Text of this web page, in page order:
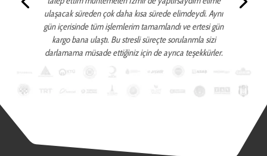
ulaşacak süreden çok daha kısa sürede elimdeydi. Aynı
gün içerisinde tüm işlemlerim tamamlandı ve ertesi gün
kargo bana ulaştı. Bu stresli süreçte sorularımla sizi
darlamama müsade ettiğiniz için de ayrıca teşekkürler.